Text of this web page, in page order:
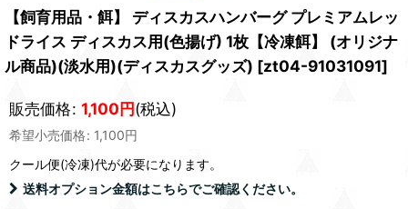
【飼育用品・餌】 ディスカスハンバーグ プレミアムレッ
ドライス ディスカス用(色揚げ) 1枚【冷凍餌】 (オリジナ
ル商品)(淡水用)(ディスカスグッズ) [zt04-91031091]
販売価格: 1,100円(税込)
希望小売価格: 1,100円
クール便(冷凍)代が必要になります。
送料オプション金額はこちらでご確認ください。